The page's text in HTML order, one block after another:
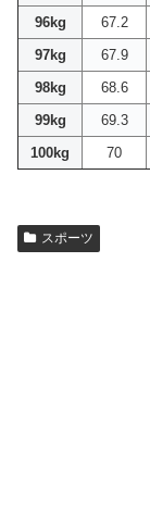
96kg
67.2
97kg
67.9
98kg
68.6
99kg
69.3
100kg
70
スポーツ